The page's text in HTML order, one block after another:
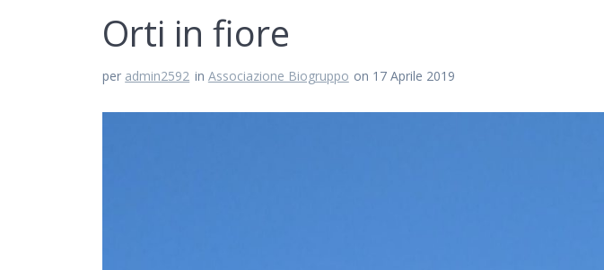
Orti in fiore
per admin2592 in Associazione Biogruppo on 17 Aprile 2019